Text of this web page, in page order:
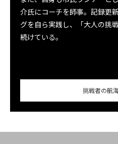
介氏にコーチを師事。記録更
グを自ら実践し、「大人の挑
続けている。
挑戦者の航